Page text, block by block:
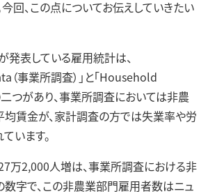
回、この点についてお伝えしていきたい
発表している雇用統計は、
事業所調査）」と「Household
二つがあり、事業所調査においては非農
賃金が、家計調査の方では失業率や労
います。
万2,000人増は、事業所調査における非
字で、この非農業部門雇用者数はニュ